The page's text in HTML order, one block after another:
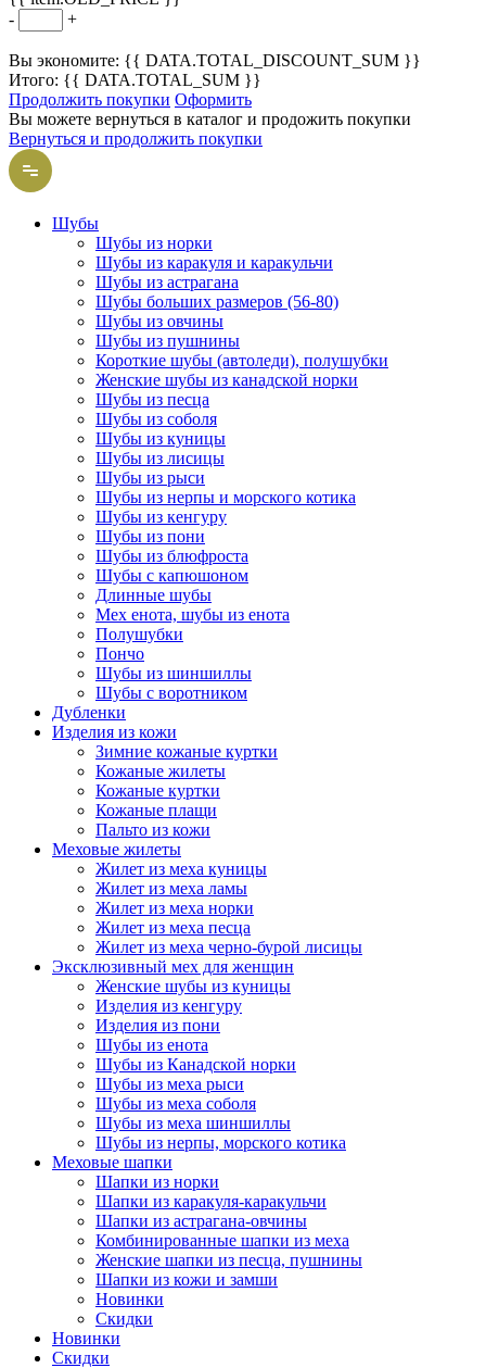
-
+
Вы экономите: {{ DATA.TOTAL_DISCOUNT_SUM }}
Итого: {{ DATA.TOTAL_SUM }}
Продолжить покупки Оформить
Вы можете вернуться в каталог и продожить покупки
Вернуться и продолжить покупки
Шубы
Шубы из норки
Шубы из каракуля и каракульчи
Шубы из астрагана
Шубы больших размеров (56-80)
Шубы из овчины
Шубы из пушнины
Короткие шубы (автоледи), полушубки
Женские шубы из канадской норки
Шубы из песца
Шубы из соболя
Шубы из куницы
Шубы из лисицы
Шубы из рыси
Шубы из нерпы и морского котика
Шубы из кенгуру
Шубы из пони
Шубы из блюфроста
Шубы с капюшоном
Длинные шубы
Мех енота, шубы из енота
Полушубки
Пончо
Шубы из шиншиллы
Шубы с воротником
Дубленки
Изделия из кожи
Зимние кожаные куртки
Кожаные жилеты
Кожаные куртки
Кожаные плащи
Пальто из кожи
Меховые жилеты
Жилет из меха куницы
Жилет из меха ламы
Жилет из меха норки
Жилет из меха песца
Жилет из меха черно-бурой лисицы
Эксклюзивный мех для женщин
Женские шубы из куницы
Изделия из кенгуру
Изделия из пони
Шубы из енота
Шубы из Канадской норки
Шубы из меха рыси
Шубы из меха соболя
Шубы из меха шиншиллы
Шубы из нерпы, морского котика
Меховые шапки
Шапки из норки
Шапки из каракуля-каракульчи
Шапки из астрагана-овчины
Комбинированные шапки из меха
Женские шапки из песца, пушнины
Шапки из кожи и замши
Новинки
Скидки
Новинки
Скидки